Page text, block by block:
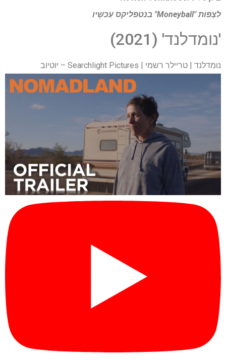
לִצְפּוֹת"Moneyball" בנטפליקס עַכשָׁיו
'נומדלנד' (2021)
נומדלנד | טריילר רשמי | Searchlight Pictures – יוטיוב